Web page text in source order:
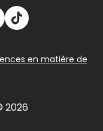
en matière de
2026